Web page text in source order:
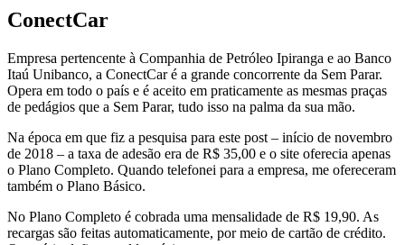
ConectCar
Empresa pertencente à Companhia de Petróleo Ipiranga e ao Banco
Itaú Unibanco, a ConectCar é a grande concorrente da Sem Parar.
Opera em todo o país e é aceito em praticamente as mesmas praças
de pedágios que a Sem Parar, tudo isso na palma da sua mão.
Na época em que fiz a pesquisa para este post – início de novembro
de 2018 – a taxa de adesão era de R$ 35,00 e o site oferecia apenas
o Plano Completo. Quando telefonei para a empresa, me ofereceram
também o Plano Básico.
No Plano Completo é cobrada uma mensalidade de R$ 19,90. As
recargas são feitas automaticamente, por meio de cartão de crédito.